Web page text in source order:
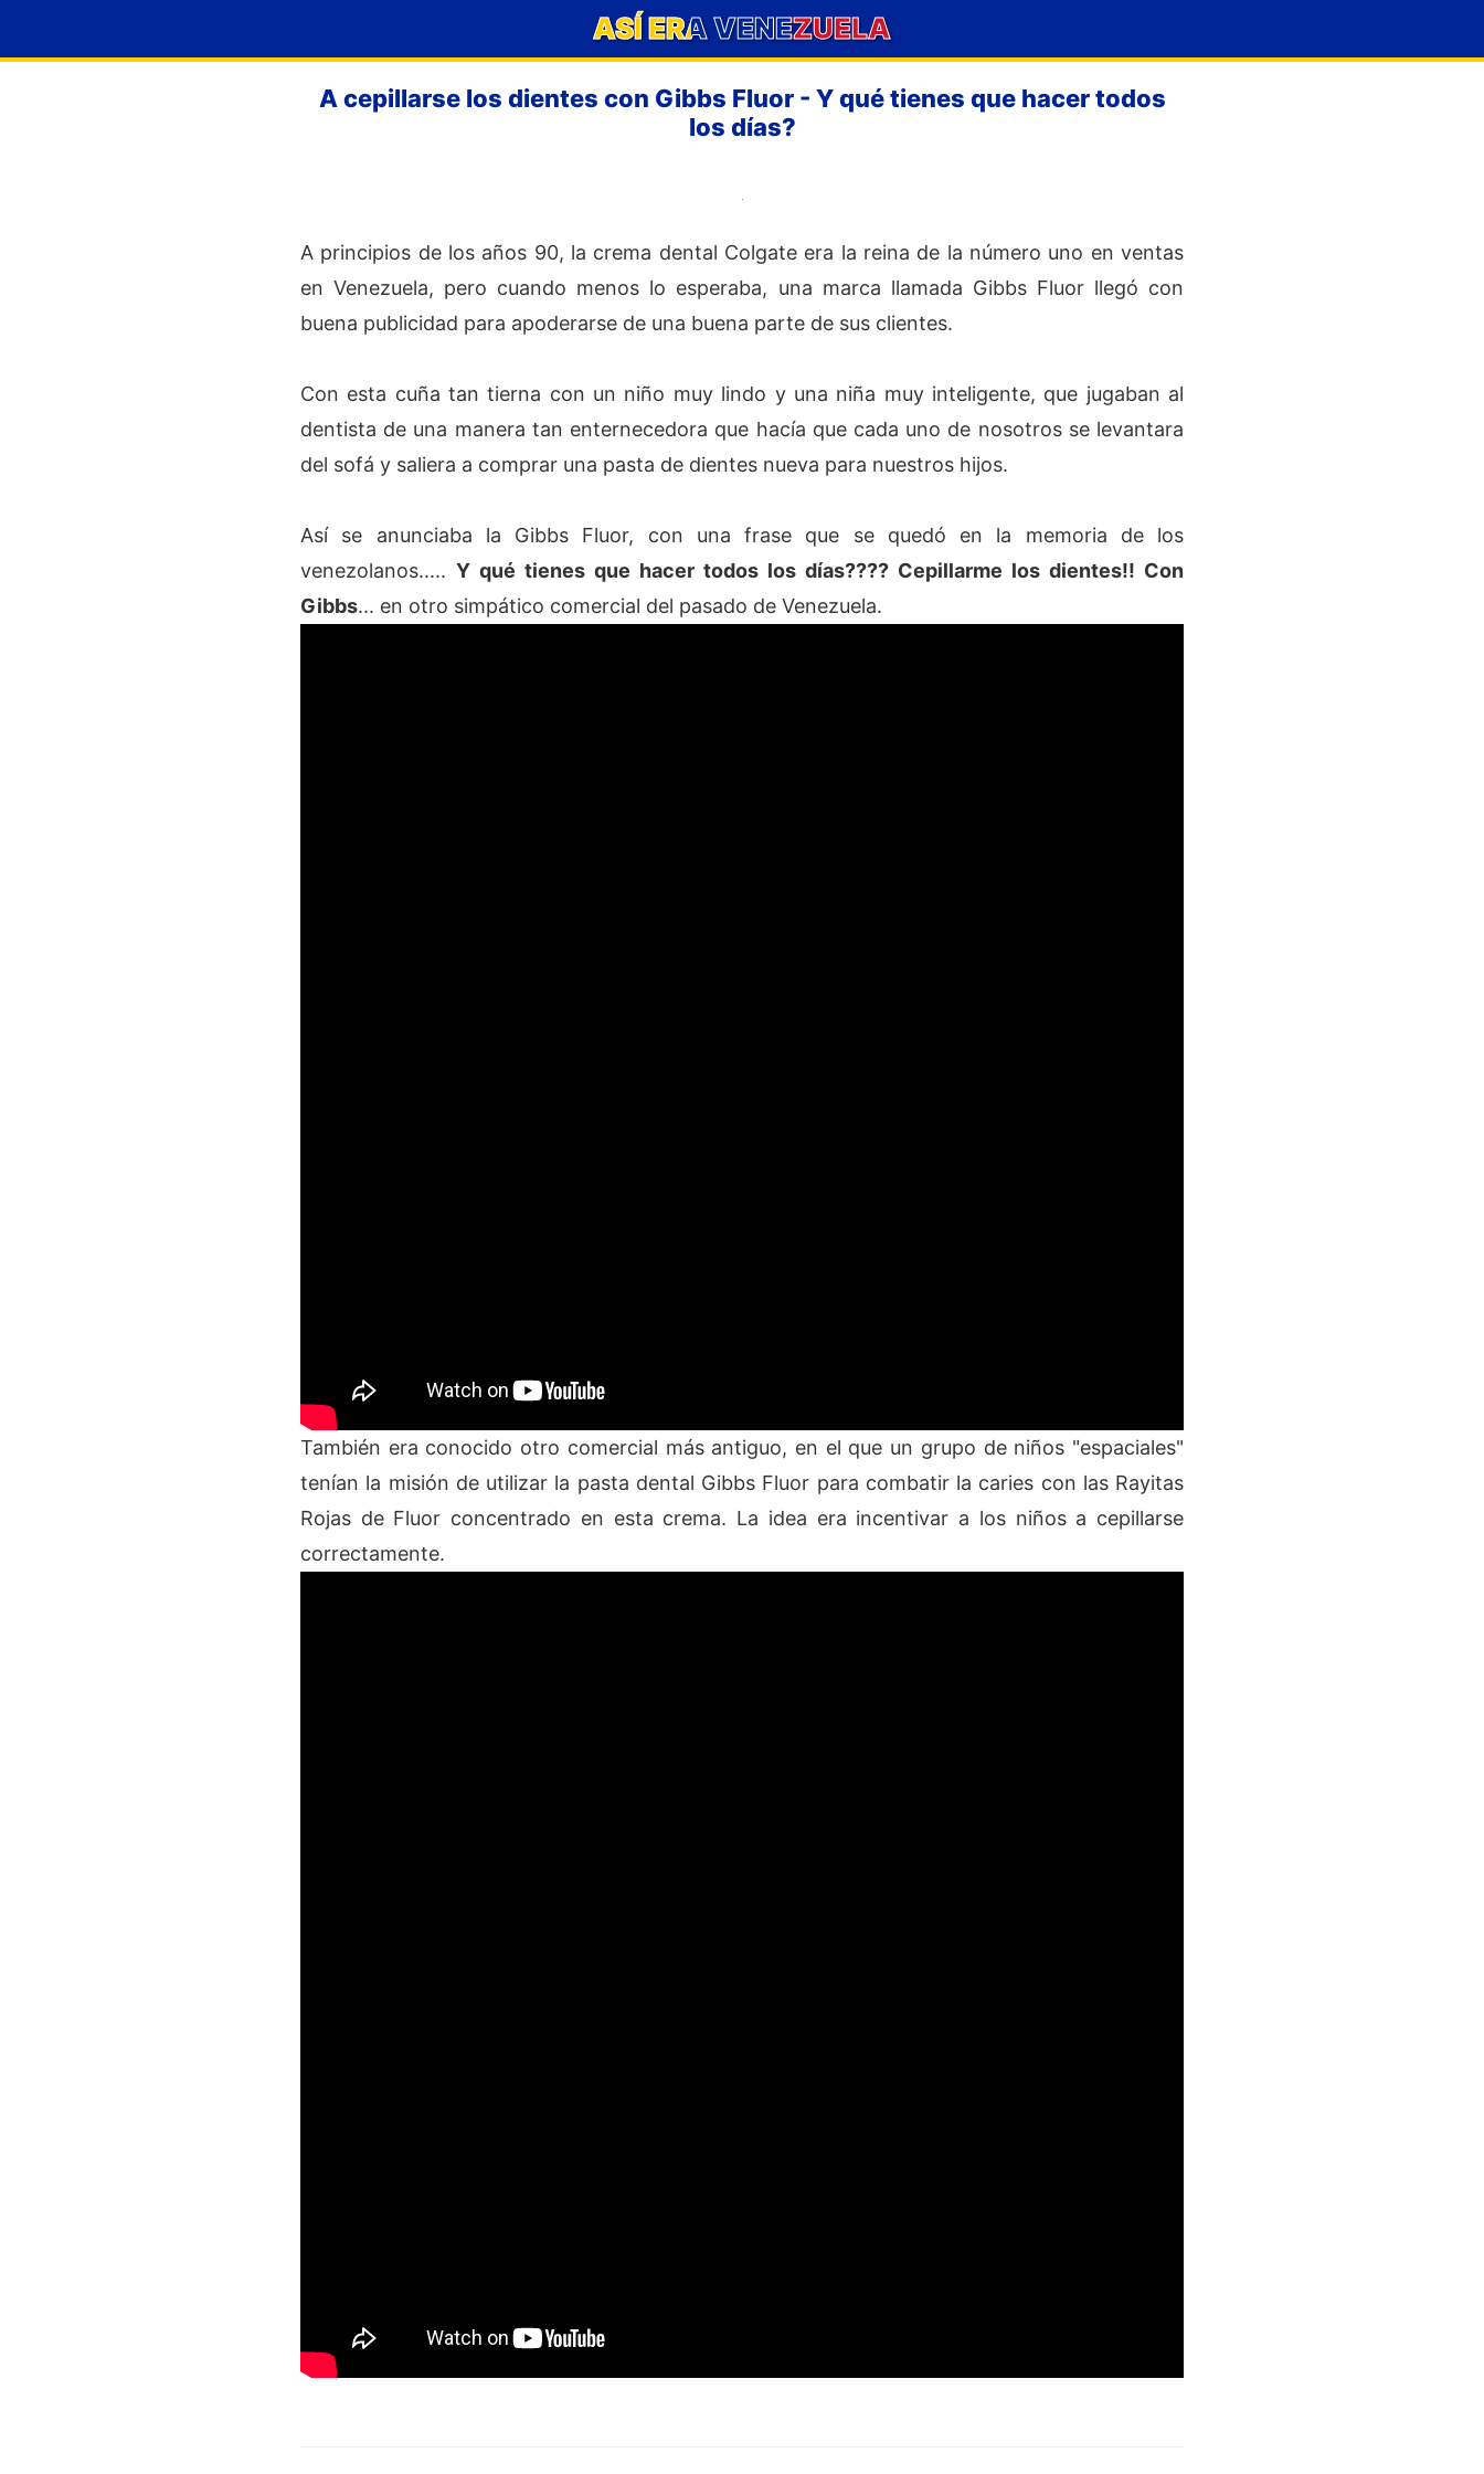
ASÍ ERA VENEZUELA
A cepillarse los dientes con Gibbs Fluor - Y qué tienes que hacer todos
los días?
A principios de los años 90, la crema dental Colgate era la reina de la número uno en ventas
en Venezuela, pero cuando menos lo esperaba, una marca llamada Gibbs Fluor llegó con
buena publicidad para apoderarse de una buena parte de sus clientes.
Con esta cuña tan tierna con un niño muy lindo y una niña muy inteligente, que jugaban al
dentista de una manera tan enternecedora que hacía que cada uno de nosotros se levantara
del sofá y saliera a comprar una pasta de dientes nueva para nuestros hijos.
Así se anunciaba la Gibbs Fluor, con una frase que se quedó en la memoria de los
venezolanos..... Y qué tienes que hacer todos los días???? Cepillarme los dientes!! Con
Gibbs... en otro simpático comercial del pasado de Venezuela.
También era conocido otro comercial más antiguo, en el que un grupo de niños "espaciales"
tenían la misión de utilizar la pasta dental Gibbs Fluor para combatir la caries con las Rayitas
Rojas de Fluor concentrado en esta crema. La idea era incentivar a los niños a cepillarse
correctamente.